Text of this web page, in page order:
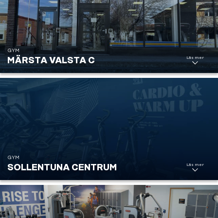
GYM
MÄRSTA VALSTA C Läs mer
Märsta
Valsta
Centrum
GYM
SOLLENTUNA CENTRUM Läs mer
Sollentuna
Centrum